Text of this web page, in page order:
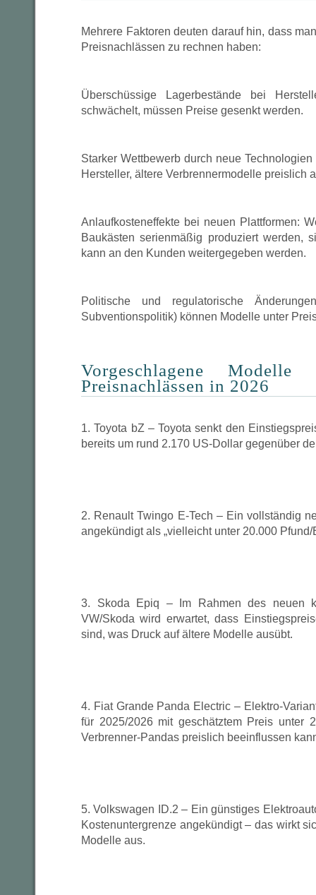
Mehrere Faktoren deuten darauf hin, dass
Preisnachlässen zu rechnen haben:
Überschüssige Lagerbestände bei
schwächelt, müssen Preise gesenkt werden.
Starker Wettbewerb durch neue
Hersteller, ältere Verbrennermodelle preislich
Anlaufkosteneffekte bei neuen Plattformen:
Baukästen serienmäßig produziert werden,
kann an den Kunden weitergegeben werden.
Politische und regulatorische
Subventionspolitik) können Modelle unter
Vorgeschlagene
Preisnachlässen in 2026
1. Toyota bZ – Toyota senkt den
bereits um rund 2.170 US-Dollar gegenüber
2. Renault Twingo E‑Tech – Ein vollständig
angekündigt als „vielleicht unter 20.000 Pfund/
3. Skoda Epiq – Im Rahmen des neuen
VW/Skoda wird erwartet, dass
sind, was Druck auf ältere Modelle ausübt.
4. Fiat Grande Panda Electric – Elektro-
für 2025/2026 mit geschätztem Preis unter
Verbrenner-Pandas preislich beeinflussen
5. Volkswagen ID.2 – Ein günstiges
Kostenuntergrenze angekündigt – das wirkt
Modelle aus.